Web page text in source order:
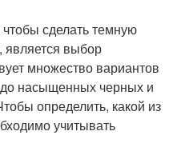
сделать темную
является выбор
множество вариантов
до насыщенных черных и
определить, какой из
учитывать